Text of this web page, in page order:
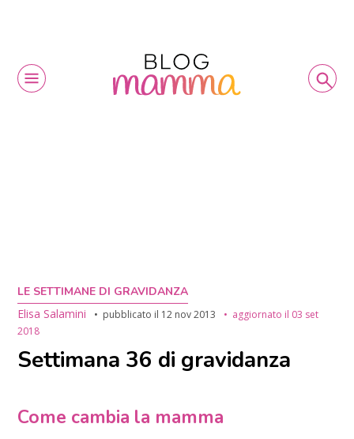
LE SETTIMANE DI GRAVIDANZA
Elisa Salamini
pubblicato il 12 nov 2013 aggiornato il 03 set
2018
Settimana 36 di gravidanza
Come cambia la mamma